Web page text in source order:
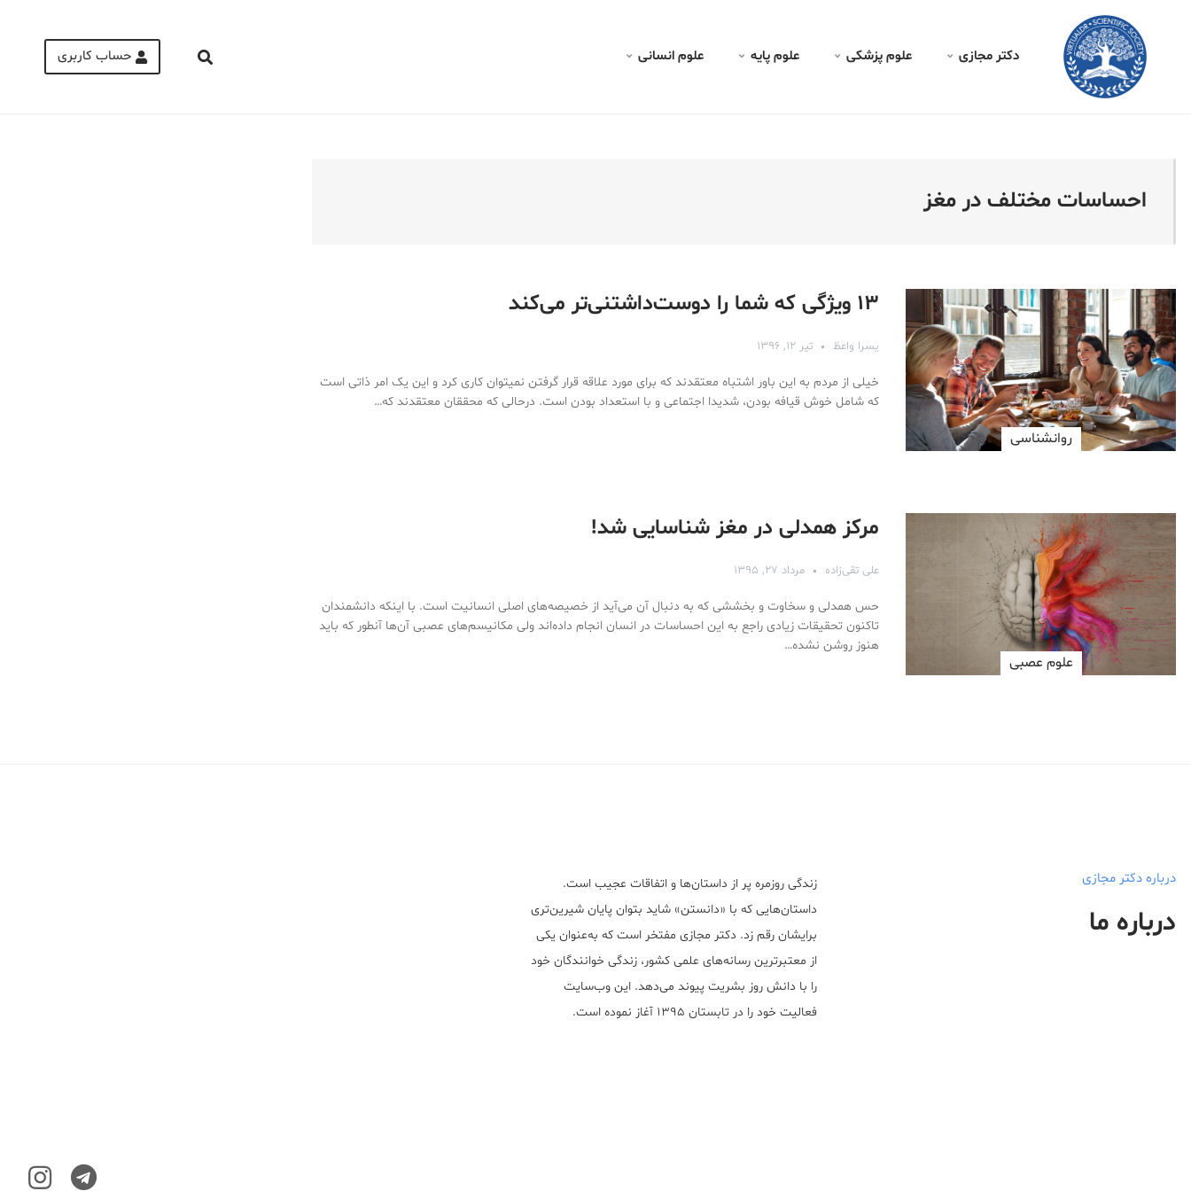
دکتر مجازی - احساسات مختلف در مغز
دکتر مجازی علوم پزشکی علوم پايه علوم انسانی حساب کاربری
احساسات مختلف در مغز
روانشناسی
۱۳ ویژگی که شما را دوست‌داشتنی‌تر می‌کند
یسرا واعظ تیر ۱۲, ۱۳۹۶
خیلی از مردم به این باور اشتباه معتقدند که برای مورد علاقه قرار گرفتن نمیتوان کاری کرد و این یک امر ذاتی است
که شامل خوش قیافه بودن، شدیدا اجتماعی و با استعداد بودن است. درحالی که محققان معتقدند که…
علوم عصبی
مرکز همدلی در مغز شناسایی شد!
علی تقی‌زاده مرداد ۲۷, ۱۳۹۵
حس همدلی و سخاوت و بخششی که به دنبال آن می‌آید از خصیصه‌های اصلی انسانیت است. با اینکه دانشمندان
تاکنون تحقیقات زیادی راجع به این احساسات در انسان انجام داده‌اند ولی مکانیسم‌های عصبی آن‌ها آنطور که باید
هنوز روشن نشده…
درباره دکتر مجازی
درباره ما
زندگی روزمره پر از داستان‌ها و اتفاقات عجیب است.
داستان‌هایی که با «دانستن» شاید بتوان پایان شیرین‌تری
برایشان رقم زد. دکتر مجازی مفتخر است که به‌عنوان یکی
از معتبر‌ترین رسانه‌های علمی کشور، زندگی خوانندگان خود
را با دانش روز بشریت پیوند می‌دهد. این وب‌سایت
فعالیت خود را در تابستان ۱۳۹۵ آغاز نموده است.